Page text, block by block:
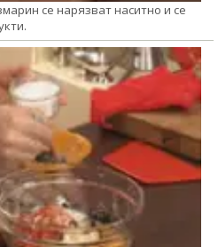
се нарязват наситно и се